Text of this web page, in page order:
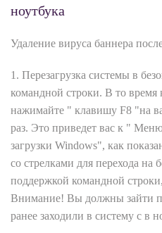
ноутбука
Удаление вируса баннера
1. Перезагрузка системы в
командной строки. В то время
нажимайте " клавишу F8 "на
раз. Это приведет вас к "
загрузки Windows", как
со стрелками для перехода на
поддержкой командной
Внимание! Вы должны зайти
ранее заходили в систему с в